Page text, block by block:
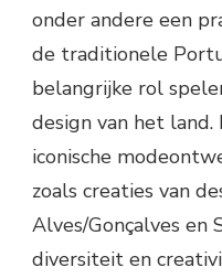
onder andere een
de traditionele
belangrijke rol
design van het land.
iconische
zoals creaties van
Alves/Gonçalves en
diversiteit en